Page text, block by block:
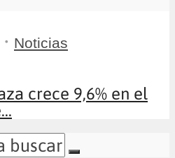
• Noticias
crece 9,6% en el